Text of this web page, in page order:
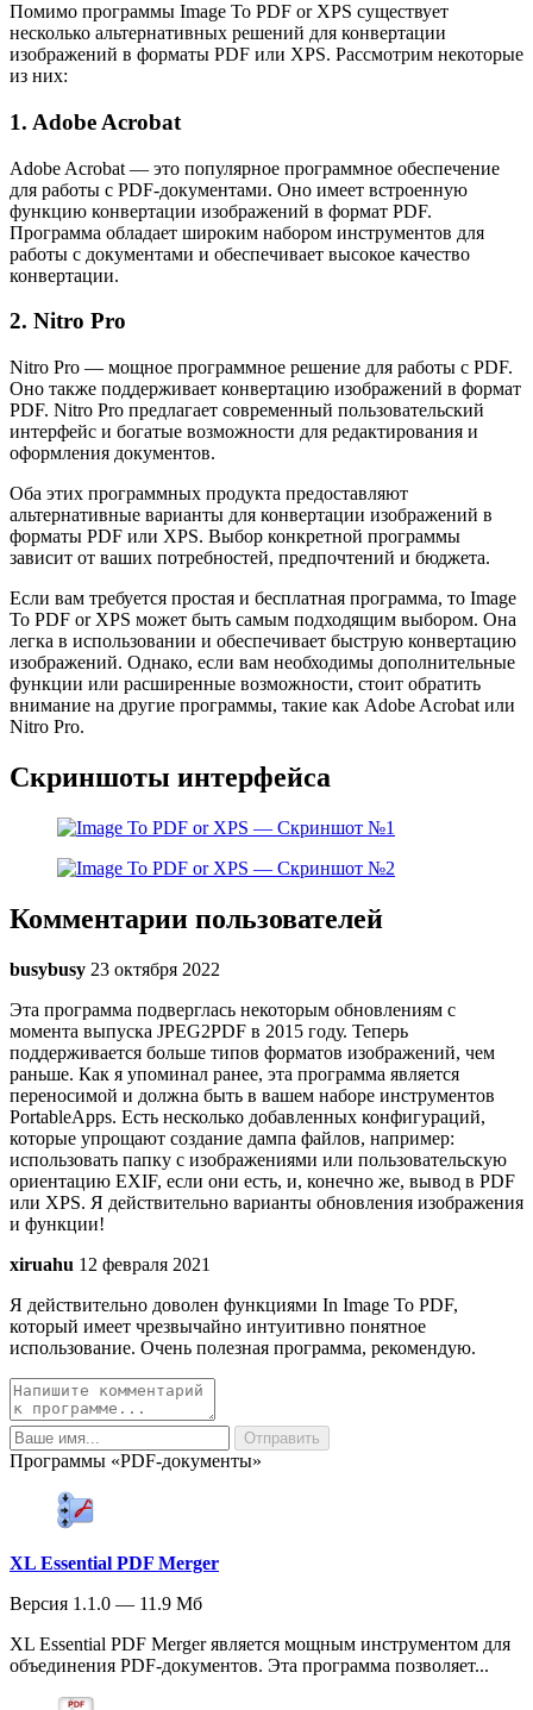
Помимо программы Image To PDF or XPS существует
несколько альтернативных решений для конвертации
изображений в форматы PDF или XPS. Рассмотрим некоторые
из них:
1. Adobe Acrobat
Adobe Acrobat — это популярное программное обеспечение
для работы с PDF-документами. Оно имеет встроенную
функцию конвертации изображений в формат PDF.
Программа обладает широким набором инструментов для
работы с документами и обеспечивает высокое качество
конвертации.
2. Nitro Pro
Nitro Pro — мощное программное решение для работы с PDF.
Оно также поддерживает конвертацию изображений в формат
PDF. Nitro Pro предлагает современный пользовательский
интерфейс и богатые возможности для редактирования и
оформления документов.
Оба этих программных продукта предоставляют
альтернативные варианты для конвертации изображений в
форматы PDF или XPS. Выбор конкретной программы
зависит от ваших потребностей, предпочтений и бюджета.
Если вам требуется простая и бесплатная программа, то Image
To PDF or XPS может быть самым подходящим выбором. Она
легка в использовании и обеспечивает быструю конвертацию
изображений. Однако, если вам необходимы дополнительные
функции или расширенные возможности, стоит обратить
внимание на другие программы, такие как Adobe Acrobat или
Nitro Pro.
Скриншоты интерфейса
Комментарии пользователей
busybusy 23 октября 2022
Эта программа подверглась некоторым обновлениям с
момента выпуска JPEG2PDF в 2015 году. Теперь
поддерживается больше типов форматов изображений, чем
раньше. Как я упоминал ранее, эта программа является
переносимой и должна быть в вашем наборе инструментов
PortableApps. Есть несколько добавленных конфигураций,
которые упрощают создание дампа файлов, например:
использовать папку с изображениями или пользовательскую
ориентацию EXIF, если они есть, и, конечно же, вывод в PDF
или XPS. Я действительно варианты обновления изображения
и функции!
xiruahu 12 февраля 2021
Я действительно доволен функциями In Image To PDF,
который имеет чрезвычайно интуитивно понятное
использование. Очень полезная программа, рекомендую.
Программы «PDF-документы»
XL Essential PDF Merger
Версия 1.1.0 — 11.9 Мб
XL Essential PDF Merger является мощным инструментом для
объединения PDF-документов. Эта программа позволяет...